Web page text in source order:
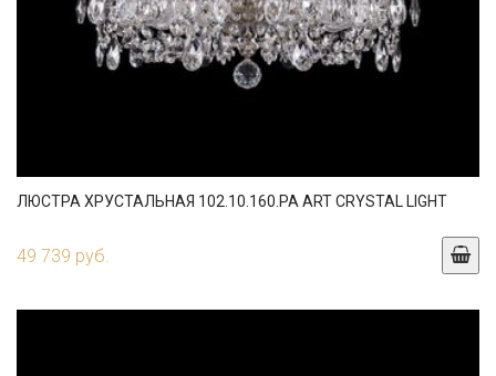
ЛЮСТРА ХРУСТАЛЬНАЯ 102.10.160.PA ART CRYSTAL LIGHT
49 739 руб.